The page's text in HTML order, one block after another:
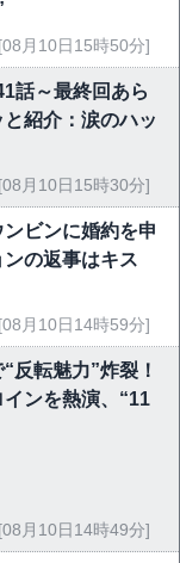
[08月10日15時50分]
話～最終回あら
紹介：涙のハッ
[08月10日15時30分]
ンビンに婚約を申
の返事はキス
[08月10日14時59分]
反転魅力”炸裂！
ンを熱演、“11
[08月10日14時49分]